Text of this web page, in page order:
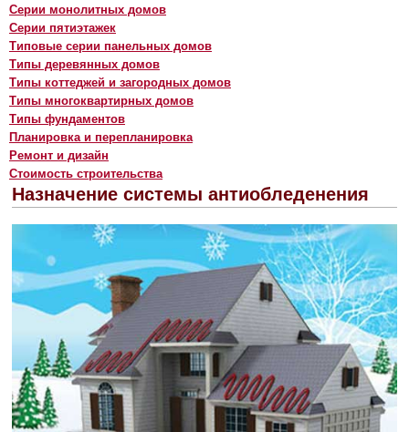
Серии монолитных домов
Серии пятиэтажек
Типовые серии панельных домов
Типы деревянных домов
Типы коттеджей и загородных домов
Типы многоквартирных домов
Типы фундаментов
Планировка и перепланировка
Ремонт и дизайн
Стоимость строительства
Назначение системы антиобледенения